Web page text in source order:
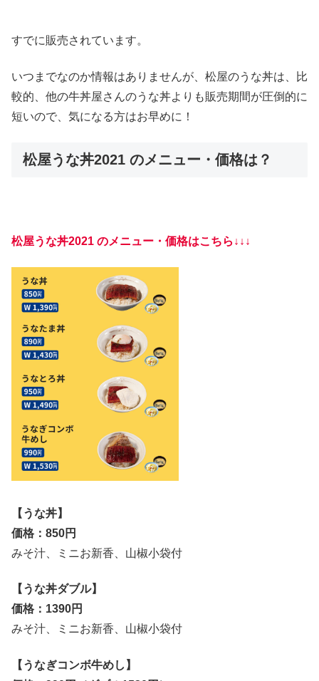
すでに販売されています。
いつまでなのか情報はありませんが、松屋のうな丼は、比
較的、他の牛丼屋さんのうな丼よりも販売期間が圧倒的に
短いので、気になる方はお早めに！
松屋うな丼2021 のメニュー・価格は？
松屋うな丼2021 のメニュー・価格はこちら↓↓↓
【うな丼】
価格：850円
みそ汁、ミニお新香、山椒小袋付
【うな丼ダブル】
価格：1390円
みそ汁、ミニお新香、山椒小袋付
【うなぎコンボ牛めし】